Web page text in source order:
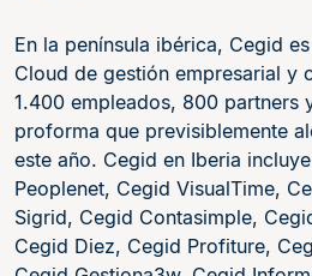
En la península ibérica, Cegid
Cloud de gestión empresarial y
1.400 empleados, 800 partners
proforma que previsiblemente
este año. Cegid en Iberia
Peoplenet, Cegid VisualTime,
Sigrid, Cegid Contasimple,
Cegid Diez, Cegid Profiture,